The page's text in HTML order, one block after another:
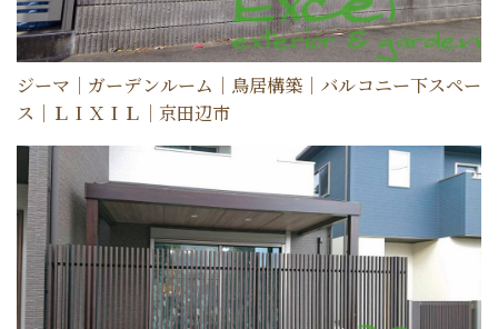
ジーマ｜ガーデンルーム｜鳥居構築｜バルコニー下スペー
ス｜ＬＩＸＩＬ｜京田辺市